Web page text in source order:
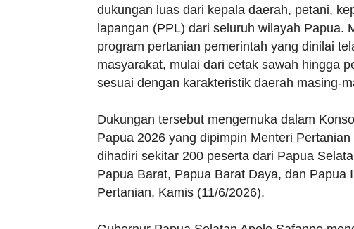
dukungan luas dari kepala daerah, petani,
lapangan (PPL) dari seluruh wilayah Papua.
program pertanian pemerintah yang dinilai
masyarakat, mulai dari cetak sawah hingga
sesuai dengan karakteristik daerah masing-
Dukungan tersebut mengemuka dalam
Papua 2026 yang dipimpin Menteri
dihadiri sekitar 200 peserta dari Papua
Papua Barat, Papua Barat Daya, dan Papua
Pertanian, Kamis (11/6/2026).